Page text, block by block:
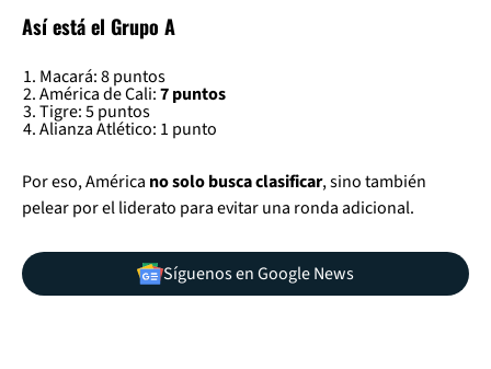
Así está el Grupo A
Macará: 8 puntos
América de Cali:7 puntos
Tigre: 5 puntos
Alianza Atlético: 1 punto
Por eso, América no solo busca clasificar, sino también
pelear por el liderato para evitar una ronda adicional.
Síguenos en Google News